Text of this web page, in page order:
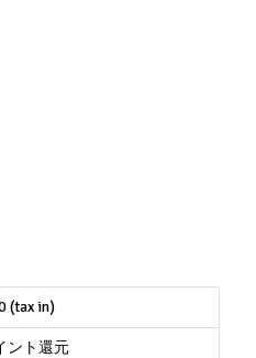
(tax in)
ント還元